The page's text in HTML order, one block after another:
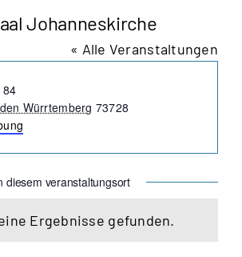
Johanneskirche
« Alle Veranstaltungen
84
Würrtemberg 73728
diesem veranstaltungsort
Ergebnisse gefunden.